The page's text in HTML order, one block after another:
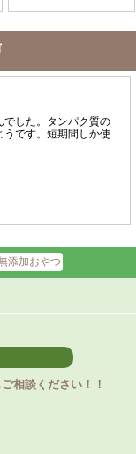
添加おやつ
相談ください！！